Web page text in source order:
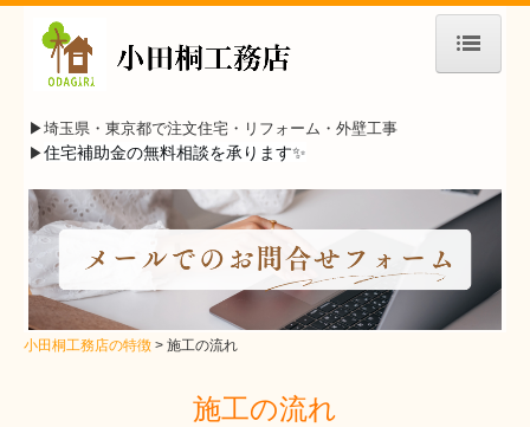
注文住宅・リフォーム・外壁工事
施工事例
お問合せ
スタッフ・現場風景
見学会・イベント情報
▶︎埼玉県・東京都で注文住宅・リフォーム・外壁工事
▶︎住宅補助金の無料相談を承ります✨
小田桐工務店の特徴 施工の流れ
施工の流れ